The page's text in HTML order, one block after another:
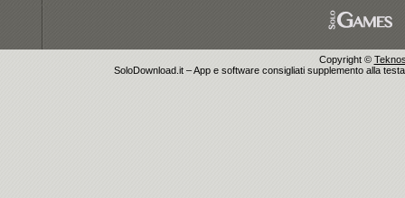
Copyright ©
SoloDownload.it – App e software consigliati supplemento alla